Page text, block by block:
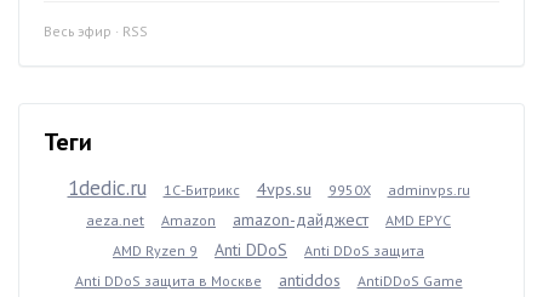
Весь эфир · RSS
Теги
1dedic.ru 1С-Битрикс 4vps.su 9950X
adminvps.ru
aeza.net
Amazon amazon-дайджест
AMD EPYC
AMD Ryzen 9
Anti DDoS
Anti DDoS защита
Anti DDoS защита в Москве
antiddos
AntiDDoS Game